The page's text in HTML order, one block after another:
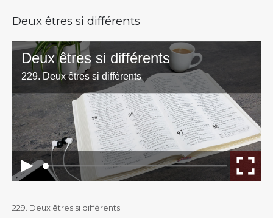
Deux êtres si différents
229. Deux êtres si différents